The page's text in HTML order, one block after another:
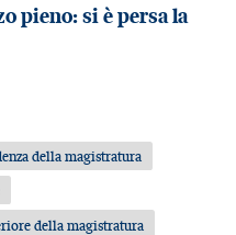
pieno: si è persa la
della magistratura
della magistratura